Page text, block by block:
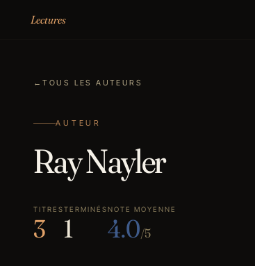
Lectures
←TOUS LES AUTEURS
AUTEUR
Ray Nayler
TITRES
3
TERMINÉS
1
NOTE MOYENNE
4.0/5